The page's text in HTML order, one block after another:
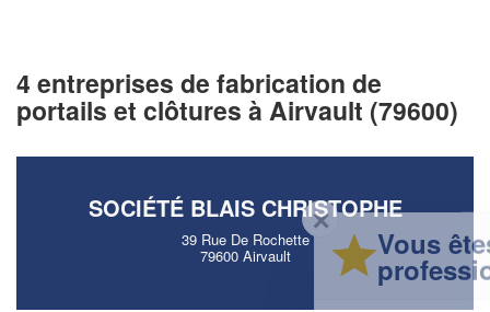
4 entreprises de fabrication de
portails et clôtures à Airvault (79600)
SOCIÉTÉ BLAIS CHRISTOPHE
39 Rue De Rochette
79600 Airvault
✕
Vous êtes un
professionnel ?